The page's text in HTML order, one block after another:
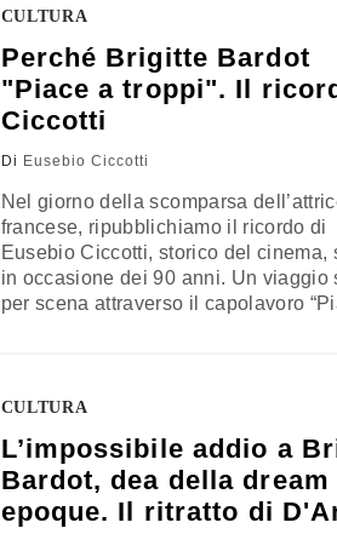
gabbia, scorrazzare per Londra,
CULTURA
Perché Brigitte Bardot
"Piace a troppi". Il
Ciccotti
Di Eusebio Ciccotti
Nel giorno della scomparsa
francese, ripubblichiamo il ricordo di
Eusebio Ciccotti, storico del cinema,
in occasione dei 90 anni. Un viaggio
per scena attraverso il capolavoro
CULTURA
L’impossibile addio a
Bardot, dea della dream
epoque. Il ritratto di